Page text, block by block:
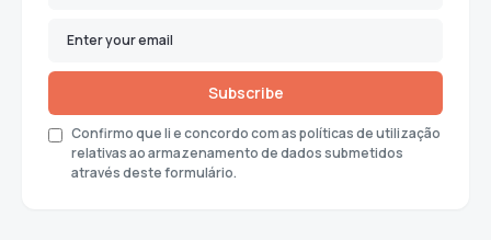
Subscribe
Confirmo que li e concordo com as políticas de utilização
relativas ao armazenamento de dados submetidos
através deste formulário.